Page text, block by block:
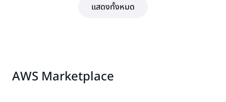
แสดงทั้งหมด
AWS Marketplace